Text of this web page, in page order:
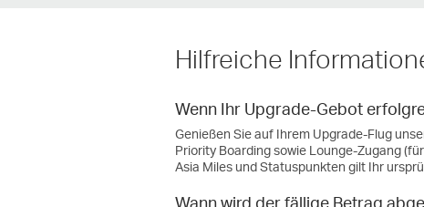
Hilfreiche
Wenn Ihr Upgrade-Gebot
Genießen Sie auf Ihrem Upgrade-Flug
Priority Boarding sowie Lounge-Zugang
Asia Miles und Statuspunkten gilt Ihr
Wann wird der fällige Betrag